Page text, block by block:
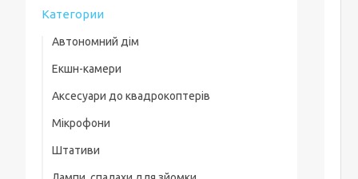
Категории
Автономний дім
Екшн-камери
Аксесуари до квадрокоптерів
Комплектуючі для квадрокоптерів
Кейси для квадрокоптерів
Мікрофони
Штативи